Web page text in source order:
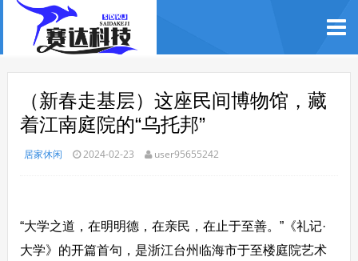
（新春走基层）这座民间博物馆，藏
着江南庭院的“乌托邦”
居家休闲 2024-02-23 user95655242
“大学之道，在明明德，在亲民，在止于至善。”《礼记·
大学》的开篇首句，是浙江台州临海市于至楼庭院艺术